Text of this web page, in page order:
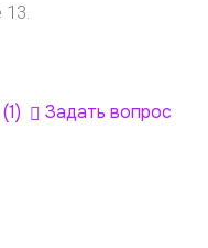
Задать вопрос